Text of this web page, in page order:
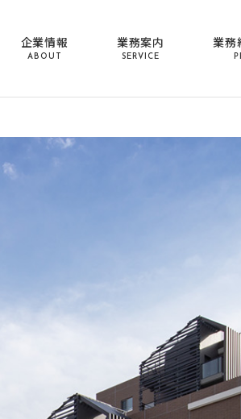
企業情報
ABOUT
業務案内
SERVICE
業務